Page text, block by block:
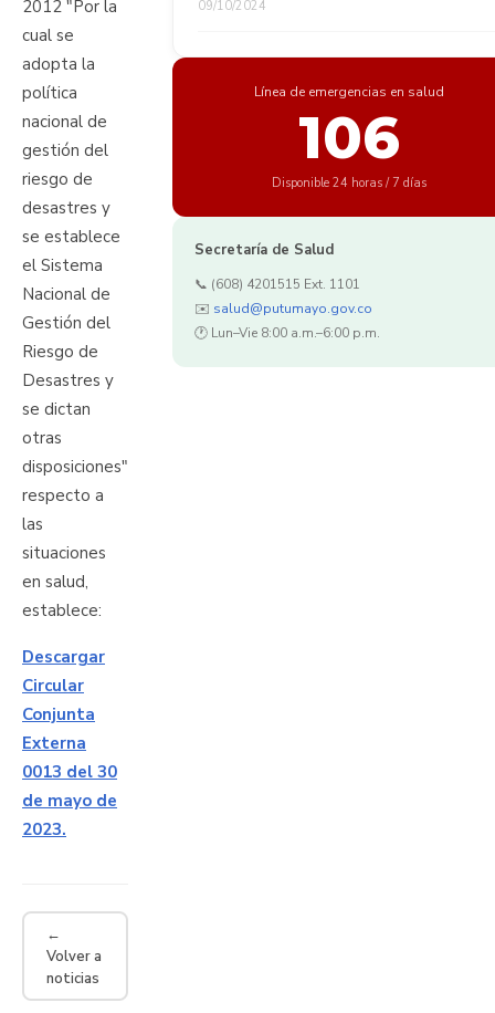
2012 "Por la
cual se
adopta la
política
nacional de
gestión del
riesgo de
desastres y
se establece
el Sistema
Nacional de
Gestión del
Riesgo de
Desastres y
se dictan
otras
disposiciones"
respecto a
las
situaciones
en salud,
establece:
Descargar
Circular
Conjunta
Externa
0013 del 30
de mayo de
2023.
←
Volver a
noticias
09/10/2024
Línea de emergencias en salud
106
Disponible 24 horas / 7 días
Secretaría de Salud
📞 (608) 4201515 Ext. 1101
✉️ salud@putumayo.gov.co
🕐 Lun–Vie 8:00 a.m.–6:00 p.m.